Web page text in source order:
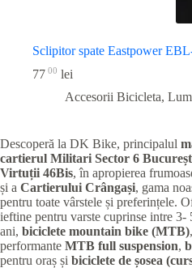
Sclipitor spate Eastpower
77 00 lei
Accesorii Bicicleta,
Descoperă la DK Bike, principalul
cartierul Militari Sector 6
Virtuții 46Bis, în apropierea
și a Cartierului Crângași, gama
pentru toate vârstele și preferințele.
ieftine pentru varste cuprinse intre
ani, biciclete mountain bike (MTB)
performante MTB full suspension,
pentru oraș și biciclete de șosea